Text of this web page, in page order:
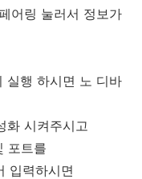
어링 눌러서 정보가
실행 하시면 노 디바
화 시켜주시고
포트를
입력하시면